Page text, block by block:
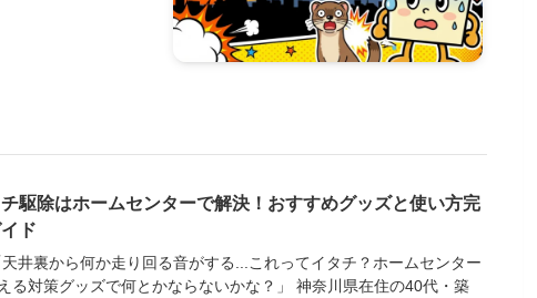
駆除はホームセンターで解決！おすすめグッズと使い方完
ド
井裏から何か走り回る音がする...これってイタチ？ホームセンター
る対策グッズで何とかならないかな？」 神奈川県在住の40代・築